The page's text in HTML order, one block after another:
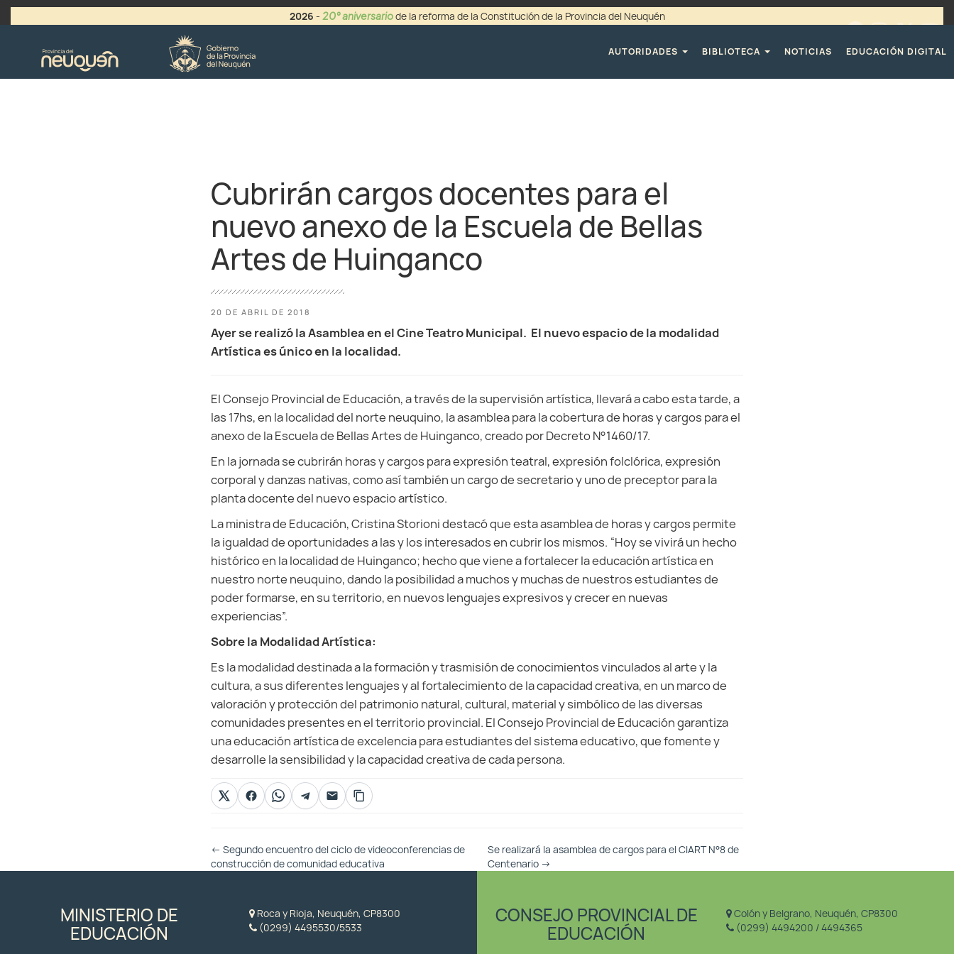
2026 - 20° aniversariode la reforma de la Constitución de la Provincia del Neuquén
AUTORIDADES
BIBLIOTECA NOTICIAS EDUCACIÓN DIGITAL
Cubrirán cargos docentes para el
nuevo anexo de la Escuela de Bellas
Artes de Huinganco
20 DE ABRIL DE 2018
Ayer se realizó la Asamblea en el Cine Teatro Municipal. El nuevo espacio de la modalidad
Artística es único en la localidad.
El Consejo Provincial de Educación, a través de la supervisión artística, llevará a cabo esta tarde, a
las 17hs, en la localidad del norte neuquino, la asamblea para la cobertura de horas y cargos para el
anexo de la Escuela de Bellas Artes de Huinganco, creado por Decreto N°1460/17.
En la jornada se cubrirán horas y cargos para expresión teatral, expresión folclórica, expresión
corporal y danzas nativas, como así también un cargo de secretario y uno de preceptor para la
planta docente del nuevo espacio artístico.
La ministra de Educación, Cristina Storioni destacó que esta asamblea de horas y cargos permite
la igualdad de oportunidades a las y los interesados en cubrir ​los mismos. “Hoy se vivirá un hecho
histórico en la localidad de Huinganco; hecho que viene a fortalecer la educación artística en
nuestro norte neuquino, dando la posibilidad a muchos y muchas de nuestros estudiantes de
poder formarse, en su territorio, en nuevos lenguajes expresivos y crecer en nuevas
experiencias”.
Sobre la Modalidad Artística:
Es la modalidad destinada a la formación y trasmisión de conocimientos vinculados al arte y la
cultura, a sus diferentes lenguajes y al fortalecimiento de la capacidad creativa, en un marco de
valoración y protección del patrimonio natural, cultural, material y simbólico de las diversas
comunidades presentes en el territorio provincial. El Consejo Provincial de Educación garantiza
una educación artística de excelencia para estudiantes del sistema educativo, que fomente y
desarrolle la sensibilidad y la capacidad creativa de cada persona.
Otras
Entradas
← Segundo encuentro del ciclo de videoconferencias de
construcción de comunidad educativa
Se realizará la asamblea de cargos para el CIART N°8 de
Centenario →
MINISTERIO DE
EDUCACIÓN
Roca y Rioja, Neuquén, CP8300
(0299) 4495530/5533
CONSEJO PROVINCIAL DE
EDUCACIÓN
Colón y Belgrano, Neuquén, CP8300
(0299) 4494200 / 4494365